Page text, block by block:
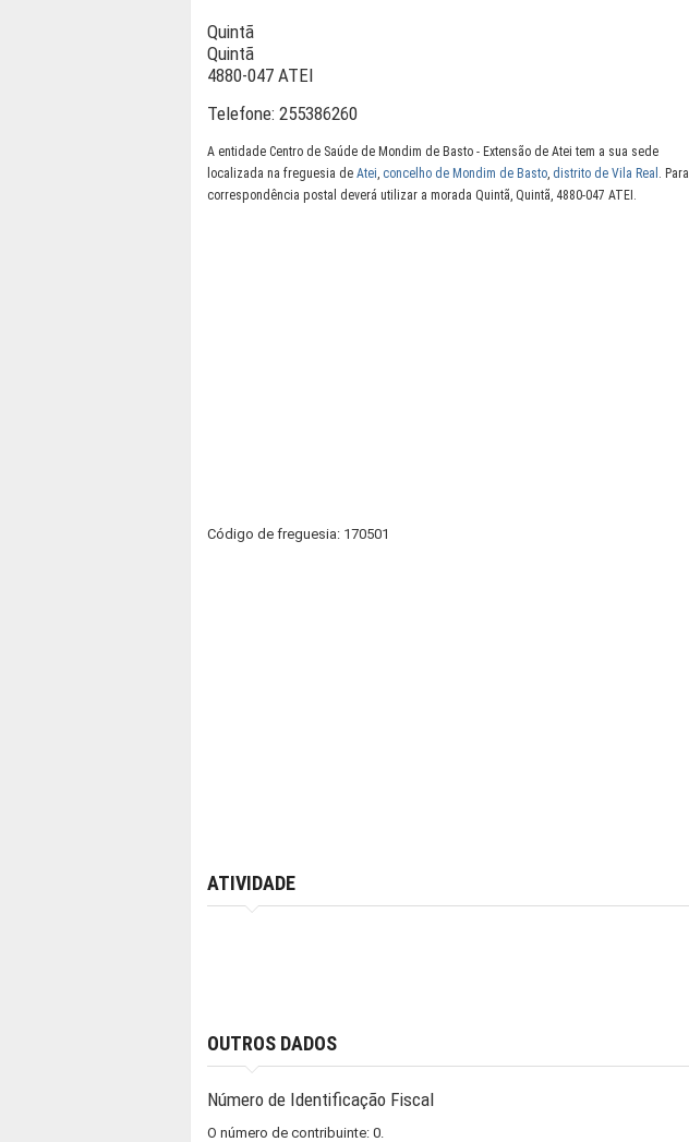
Quintã
Quintã
4880-047 ATEI
Telefone: 255386260
A entidade Centro de Saúde de Mondim de Basto - Extensão de Atei tem a sua sede
localizada na freguesia de Atei, concelho de Mondim de Basto, distrito de Vila Real . Para
correspondência postal deverá utilizar a morada Quintã, Quintã, 4880-047 ATEI.
Código de freguesia: 170501
ATIVIDADE
OUTROS DADOS
Número de Identificação Fiscal
O número de contribuinte: 0.